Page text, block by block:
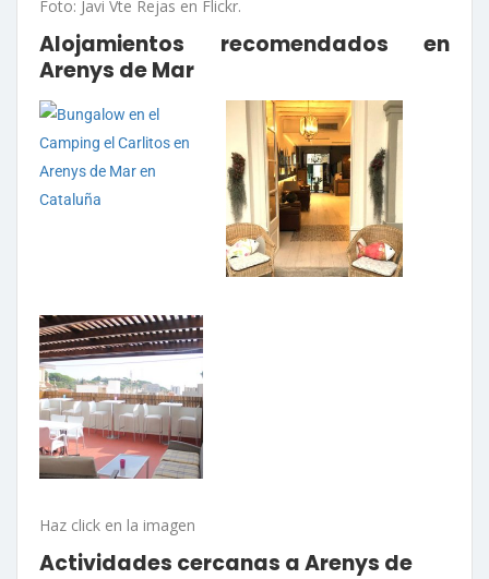
Foto: Javi Vte Rejas en Flickr.
Alojamientos recomendados en
Arenys de Mar
Haz click en la imagen
Actividades cercanas a Arenys de